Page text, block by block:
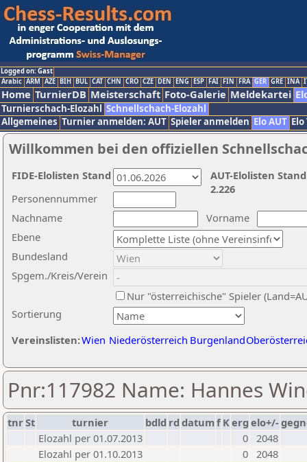
Logged on: Gast
Arabic ARM AZE BIH BUL CAT CHN CRO CZE DEN ENG ESP FAI FIN FRA GER GRE INA
Home TurnierDB Meisterschaft Foto-Galerie Meldekartei
Turnierschach-Elozahl Schnellschach-Elozahl
Allgemeines Turnier anmelden: AUT Spieler anmelden Elo AUT
Willkommen bei den offiziellen
Nachname
Vorname
Ebene
Sortierung
Personennummer
Bundesland
Spgem./Kreis/Verein
Nur "österreichische" Spieler
Vereinslisten:Wien Niederösterreich Burgenland
AUT-Elolisten
2.226
FIDE-Elolisten Stand
Pnr:117982 Name: Hannes
tnrSt turnier bdld rd datumf Kerg elo+/-
Elozahl per 01.07.2013
0 2048
Elozahl per 01.10.2013
0 2048